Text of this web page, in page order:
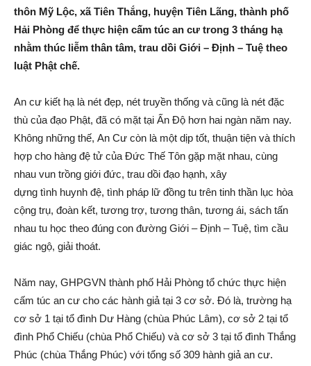
Lãng
–
Hải
Phòng
thôn Mỹ Lộc, xã Tiên Thắng, huyện Tiên Lãng, thành phố
Hải Phòng để thực hiện cấm túc an cư trong 3 tháng hạ
nhằm thúc liễm thân tâm, trau dồi Giới – Định – Tuệ theo
luật Phật chế.
An cư kiết hạ là nét đẹp, nét truyền thống và cũng là nét đặc
thù của đạo Phật, đã có mặt tại Ấn Độ hơn hai ngàn năm nay.
Không những thế, An Cư còn là một dịp tốt, thuận tiện và thích
hợp cho hàng đệ tử của Đức Thế Tôn gặp mặt nhau, cùng
nhau vun trồng giới đức, trau dồi đạo hạnh, xây
dựng tình huynh đệ, tình pháp lữ đồng tu trên tinh thần lục hòa
cộng trụ, đoàn kết, tương trợ, tương thân, tương ái, sách tấn
nhau tu học theo đúng con đường Giới – Định – Tuệ, tìm cầu
giác ngộ, giải thoát.
Năm nay, GHPGVN thành phố Hải Phòng tổ chức thực hiện
cấm túc an cư cho các hành giả tại 3 cơ sở. Đó là, trường hạ
cơ sở 1 tại tổ đình Dư Hàng (chùa Phúc Lâm), cơ sở 2 tại tổ
đình Phổ Chiếu (chùa Phổ Chiếu) và cơ sở 3 tại tổ đình Thắng
Phúc (chùa Thắng Phúc) với tổng số 309 hành giả an cư.